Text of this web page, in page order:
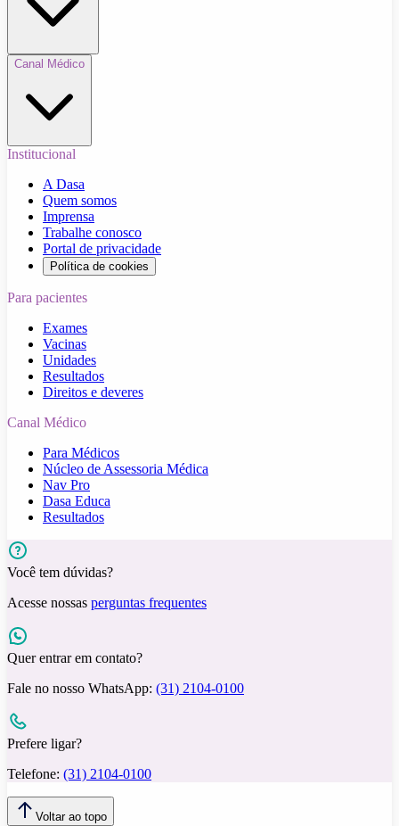
Canal Médico
Institucional
A Dasa
Quem somos
Imprensa
Trabalhe conosco
Portal de privacidade
Política de cookies
Para pacientes
Exames
Vacinas
Unidades
Resultados
Direitos e deveres
Canal Médico
Para Médicos
Núcleo de Assessoria Médica
Nav Pro
Dasa Educa
Resultados
Você tem dúvidas?
Acesse nossas perguntas frequentes
Quer entrar em contato?
Fale no nosso WhatsApp: (31) 2104-0100
Prefere ligar?
Telefone: (31) 2104-0100
Voltar ao topo